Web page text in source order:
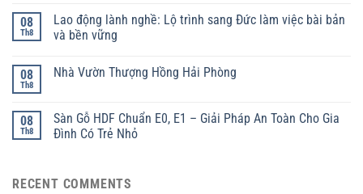
08
Th8
Lao động lành nghề: Lộ trình sang Đức làm việc bài bản
và bền vững
08
Th8
Nhà Vườn Thượng Hồng Hải Phòng
08
Th8
Sàn Gỗ HDF Chuẩn E0, E1 – Giải Pháp An Toàn Cho Gia
Đình Có Trẻ Nhỏ
RECENT COMMENTS